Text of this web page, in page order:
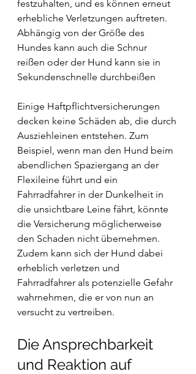
festzuhalten, und es können erneut
erhebliche Verletzungen auftreten.
Abhängig von der Größe des
Hundes kann auch die Schnur
reißen oder der Hund kann sie in
Sekundenschnelle durchbeißen
Einige Haftpflichtversicherungen
decken keine Schäden ab, die durch
Ausziehleinen entstehen. Zum
Beispiel, wenn man den Hund beim
abendlichen Spaziergang an der
Flexileine führt und ein
Fahrradfahrer in der Dunkelheit in
die unsichtbare Leine fährt, könnte
die Versicherung möglicherweise
den Schaden nicht übernehmen.
Zudem kann sich der Hund dabei
erheblich verletzen und
Fahrradfahrer als potenzielle Gefahr
wahrnehmen, die er von nun an
versucht zu vertreiben.
Die Ansprechbarkeit
und Reaktion auf